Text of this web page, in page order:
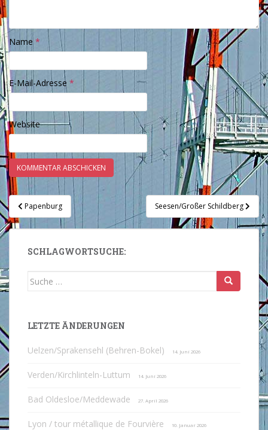
Name *
E-Mail-Adresse *
Website
Beitragsnavigation
Papenburg Seesen/Großer Schildberg
SCHLAGWORTSUCHE:
Suche
LETZTE ÄNDERUNGEN
Uelzen/Sprakensehl (Behren-Bokel) 14. Juni 2026
Verden/Kirchlinteln-Luttum 14. Juni 2026
Bad Oldesloe/Meddewade 27. April 2026
Lyon / tour métallique de Fourvière 10. Januar 2026